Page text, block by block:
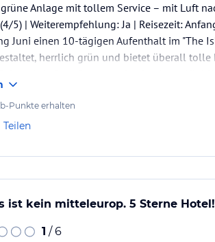
Anlage mit tollem Service – mit Luft
(4/5) | Weiterempfehlung: Ja | Reisezeit:
Juni einen 10-tägigen Aufenthalt im "The
herrlich grün und bietet überall tolle
sich toll ein, und…
Punkte erhalten
Teilen
ist kein mitteleurop. 5 Sterne Hotel!
1 / 6